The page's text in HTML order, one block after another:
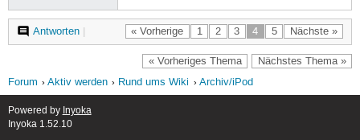
« Vorherige 1 2 3 4 5 Nächste »
Antworten|
« Vorheriges Thema Nächstes Thema »
Forum Aktiv werden Rund ums Wiki Archiv/iPod
Powered by Inyoka
Inyoka 1.52.10